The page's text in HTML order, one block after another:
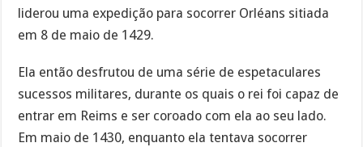
liderou uma expedição para socorrer Orléans sitiada
em 8 de maio de 1429.
Ela então desfrutou de uma série de espetaculares
sucessos militares, durante os quais o rei foi capaz de
entrar em Reims e ser coroado com ela ao seu lado.
Em maio de 1430, enquanto ela tentava socorrer